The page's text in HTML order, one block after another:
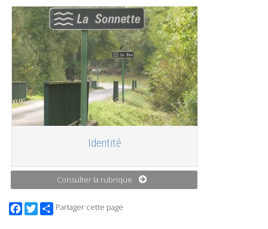
Identité
Consulter la rubrique
Facebook
TwitterPartager cette page